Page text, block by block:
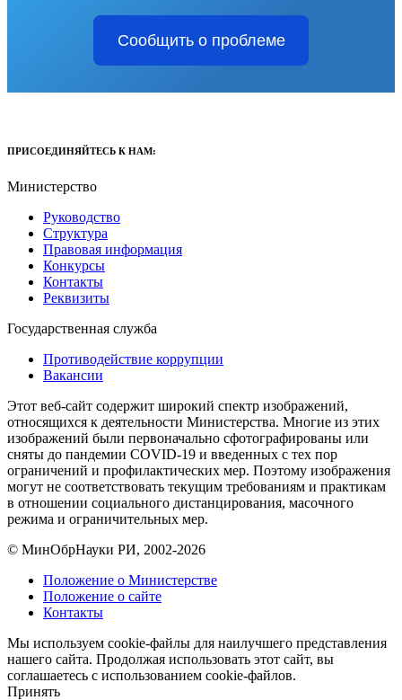
Сообщить о проблеме
ПРИСОЕДИНЯЙТЕСЬ К НАМ:
Министерство
Руководство
Структура
Правовая информация
Конкурсы
Контакты
Реквизиты
Государственная служба
Противодействие коррупции
Вакансии
Этот веб-сайт содержит широкий спектр изображений,
относящихся к деятельности Министерства. Многие из этих
изображений были первоначально сфотографированы или
сняты до пандемии COVID-19 и введенных с тех пор
ограничений и профилактических мер. Поэтому изображения
могут не соответствовать текущим требованиям и практикам
в отношении социального дистанцирования, масочного
режима и ограничительных мер.
© МинОбрНауки РИ, 2002-2026
Положение о Министерстве
Положение о сайте
Контакты
Мы используем cookie-файлы для наилучшего представления
нашего сайта. Продолжая использовать этот сайт, вы
соглашаетесь с использованием cookie-файлов.
Принять